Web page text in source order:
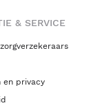
& SERVICE
en privacy